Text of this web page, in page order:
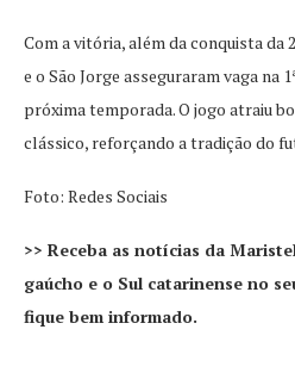
Com a vitória, além da conquista da
e o São Jorge asseguraram vaga na
próxima temporada. O jogo atraiu
clássico, reforçando a tradição do
Foto: Redes Sociais
>> Receba as notícias da
gaúcho e o Sul catarinense no
fique bem informado.